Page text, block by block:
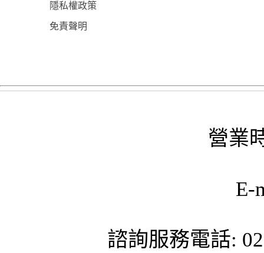
隱私權政策
免責聲明
營業
E-
諮詢服務電話: